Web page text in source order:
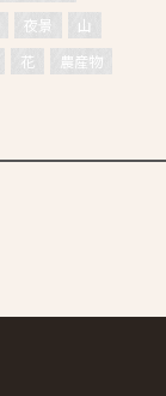
夜景
山
花
農産物